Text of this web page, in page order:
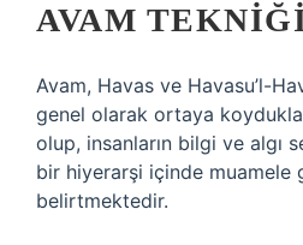
AVAM
Avam, Havas ve Havasu’l-
genel olarak ortaya
olup, insanların bilgi ve algı
bir hiyerarşi içinde muamele
belirtmektedir.